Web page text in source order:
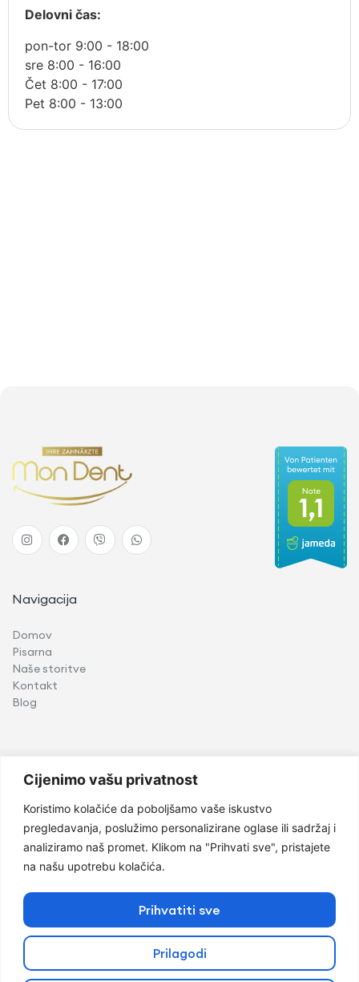
Cijenimo vašu privatnost
Koristimo kolačiće da poboljšamo vaše iskustvo
pregledavanja, poslužimo personalizirane oglase ili sadržaj i
analiziramo naš promet. Klikom na "Prihvati sve", pristajete
na našu upotrebu kolačića.
Prilagodi
Prihvatiti sve
Delovni čas:
pon-tor 9:00 - 18:00
sre 8:00 - 16:00
Čet 8:00 - 17:00
Pet 8:00 - 13:00
Navigacija
Domov
Pisarna
Naše storitve
Kontakt
Blog
Oralna kirurgija
Pediatrična stomatologija
Ortodoncija
Parodontologija in oralna medicina
Konzervativno zobozdravstvo
Protetika
@Avtorske pravice 2026 avtorja Mondent